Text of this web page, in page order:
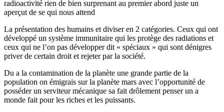
radioactivité rien de bien surprenant au premier abord juste un
aperçut de se qui nous attend
La présentation des humains et diviser en 2 catégories. Ceux qui ont
développé un système immunitaire qui les protège des radiations et
ceux qui ne l’on pas développer dit « spéciaux » qui sont dénigres
priver de certain droit et rejeter par la société.
Du a la contamination de la planète une grande partie de la
population on émigrais sur la planète mars avec l’opportunité de
posséder un serviteur mécanique sa fait drôlement penser un a
monde fait pour les riches et les puissants.